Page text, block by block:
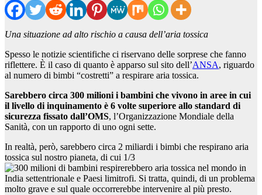
Una situazione ad alto rischio a causa dell’aria tossica
Spesso le notizie scientifiche ci riservano delle sorprese che fanno
riflettere. È il caso di quanto è apparso sul sito dell’ANSA, riguardo
al numero di bimbi “costretti” a respirare aria tossica.
Sarebbero circa 300 milioni i bambini che vivono in aree in cui
il livello di inquinamento è 6 volte superiore allo standard di
sicurezza fissato dall’OMS, l’Organizzazione Mondiale della
Sanità, con un rapporto di uno ogni sette.
In realtà, però, sarebbero circa 2 miliardi i bimbi che respirano aria
tossica sul nostro pianeta, di cui 1/3
in
India settentrionale e Paesi limitrofi. Si tratta, quindi, di un problema
molto grave e sul quale occorrerebbe intervenire al più presto.